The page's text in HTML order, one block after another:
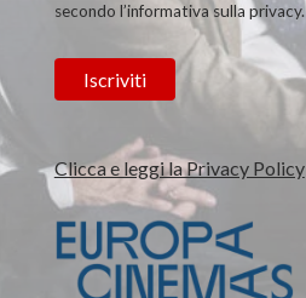
secondo l’informativa sulla privacy.
Clicca e leggi la Privacy Policy